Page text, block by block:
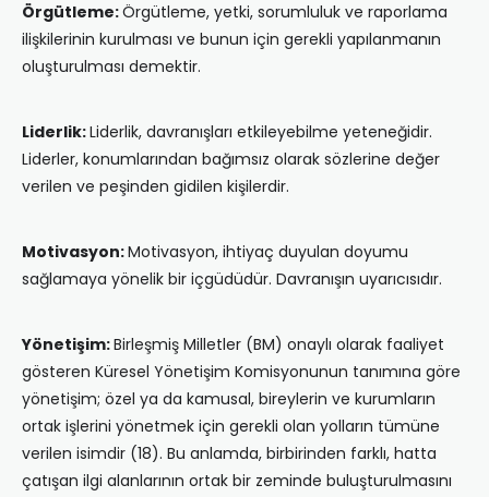
Örgütleme:Örgütleme, yetki, sorumluluk ve raporlama
ilişkilerinin kurulması ve bunun için gerekli yapılanmanın
oluşturulması demektir.
Liderlik:Liderlik, davranışları etkileyebilme yeteneğidir.
Liderler, konumlarından bağımsız olarak sözlerine değer
verilen ve peşinden gidilen kişilerdir.
Motivasyon:Motivasyon, ihtiyaç duyulan doyumu
sağlamaya yönelik bir içgüdüdür. Davranışın uyarıcısıdır.
Yönetişim:Birleşmiş Milletler (BM) onaylı olarak faaliyet
gösteren Küresel Yönetişim Komisyonunun tanımına göre
yönetişim; özel ya da kamusal, bireylerin ve kurumların
ortak işlerini yönetmek için gerekli olan yolların tümüne
verilen isimdir (18). Bu anlamda, birbirinden farklı, hatta
çatışan ilgi alanlarının ortak bir zeminde buluşturulmasını